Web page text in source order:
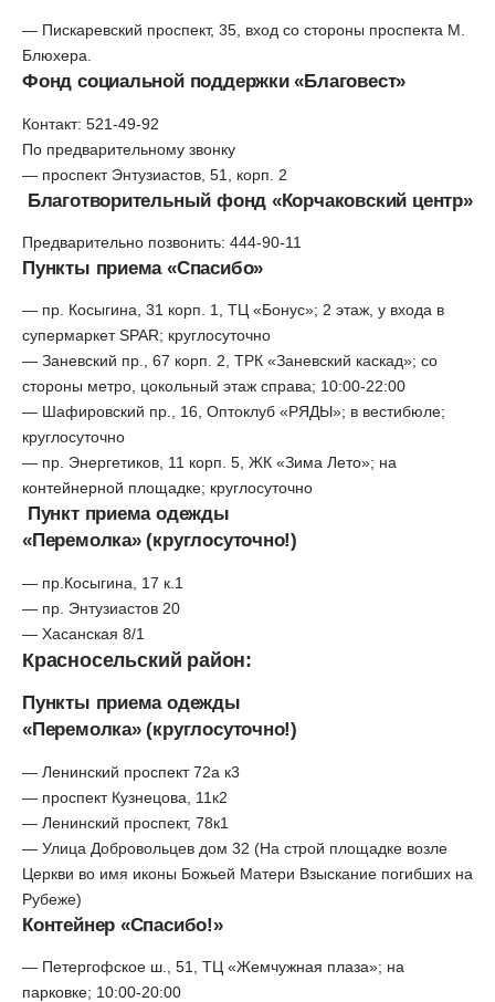
— Пискаревский проспект, 35, вход со стороны проспекта М.
Блюхера.
Фонд социальной поддержки «Благовест»
Контакт: 521-49-92
По предварительному звонку
— проспект Энтузиастов, 51, корп. 2
Благотворительный фонд «Корчаковский центр»
Предварительно позвонить: 444-90-11
Пункты приема «Спасибо»
— пр. Косыгина, 31 корп. 1, ТЦ «Бонус»; 2 этаж, у входа в
супермаркет SPAR; круглосуточно
— Заневский пр., 67 корп. 2, ТРК «Заневский каскад»; со
стороны метро, цокольный этаж справа; 10:00-22:00
— Шафировский пр., 16, Оптоклуб «РЯДЫ»; в вестибюле;
круглосуточно
— пр. Энергетиков, 11 корп. 5, ЖК «Зима Лето»; на
контейнерной площадке; круглосуточно
Пункт приема одежды
«Перемолка» (круглосуточно!)
— пр.Косыгина, 17 к.1
— пр. Энтузиастов 20
— Хасанская 8/1
Красносельский район:
Пункты приема одежды
«Перемолка» (круглосуточно!)
— Ленинский проспект 72а к3
— проспект Кузнецова, 11к2
— Ленинский проспект, 78к1
— Улица Добровольцев дом 32 (На строй площадке возле
Церкви во имя иконы Божьей Матери Взыскание погибших на
Рубеже)
Контейнер «Спасибо!»
— Петергофское ш., 51, ТЦ «Жемчужная плаза»; на
парковке; 10:00-20:00